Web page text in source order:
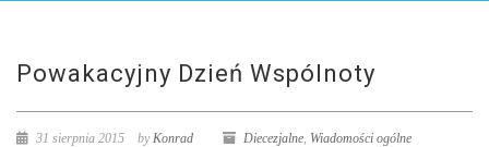
Powakacyjny Dzień Wspólnoty
31 sierpnia 2015 byKonrad Diecezjalne, Wiadomości ogólne